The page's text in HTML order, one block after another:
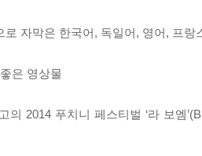
로 자막은 한국어, 독일어, 영어, 프
은 영상물
의 2014 푸치니 페스티벌 ‘라 보엠